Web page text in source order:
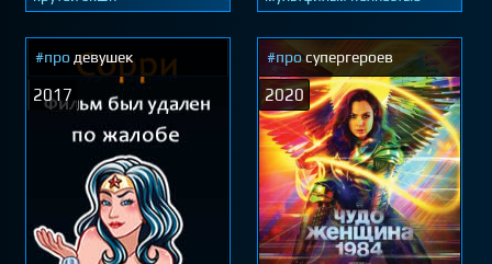
2017
#про девушек
2020
#просупергероев